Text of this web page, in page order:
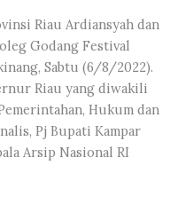
Riau Ardiansyah dan
Godang Festival
Sabtu (6/8/2022).
Riau yang diwakili
Hukum dan
Pj Bupati Kampar
Arsip Nasional RI